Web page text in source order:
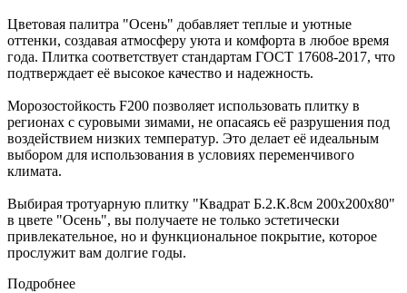
Цветовая палитра "Осень" добавляет теплые и уютные
оттенки, создавая атмосферу уюта и комфорта в любое время
года. Плитка соответствует стандартам ГОСТ 17608-2017, что
подтверждает её высокое качество и надежность.
Морозостойкость F200 позволяет использовать плитку в
регионах с суровыми зимами, не опасаясь её разрушения под
воздействием низких температур. Это делает её идеальным
выбором для использования в условиях переменчивого
климата.
Выбирая тротуарную плитку "Квадрат Б.2.К.8см 200х200х80"
в цвете "Осень", вы получаете не только эстетически
привлекательное, но и функциональное покрытие, которое
прослужит вам долгие годы.
Подробнее